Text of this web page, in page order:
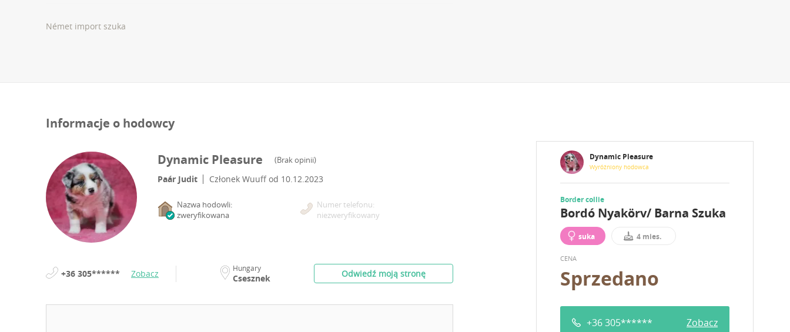
Dynamic Pleasure
Wyróżniony hodowca
Border collie
Bordó Nyakörv/ Barna Szuka
suka 4 mies.
CENA
Sprzedano
+36 305****** Zobacz
Német import szuka
Informacje o hodowcy
Dynamic Pleasure (Brak opinii)
Paár Judit Członek Wuuff od 10.12.2023
Nazwa hodowli:
zweryfikowana
Numer telefonu:
niezweryfikowany
+36 305****** Zobacz Hungary
Csesznek Odwiedź moją stronę